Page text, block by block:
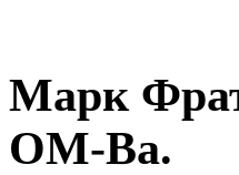
Марк
ОМ-Ва.